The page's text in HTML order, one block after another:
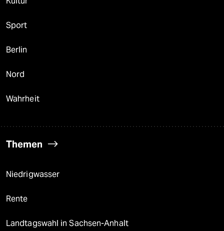
Sport
Berlin
Nord
Wahrheit
Themen
Niedrigwasser
Rente
Landtagswahl in Sachsen-Anhalt